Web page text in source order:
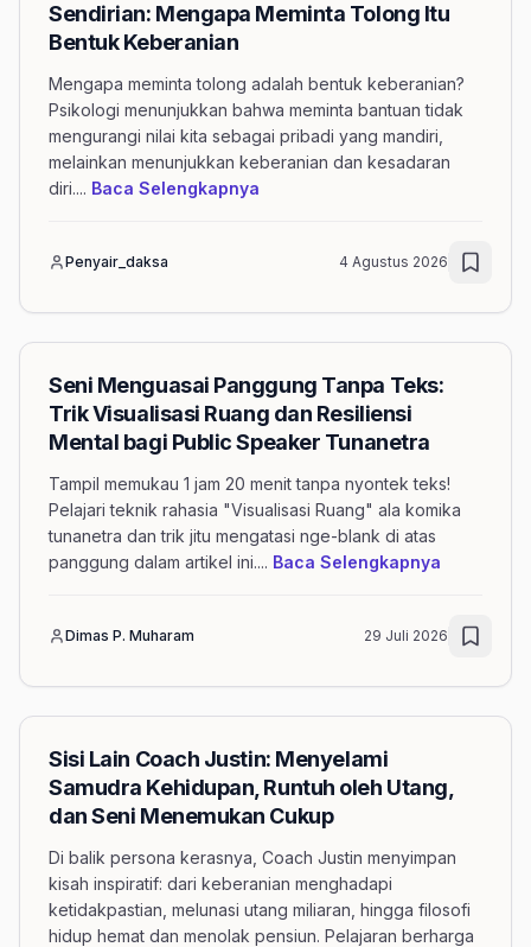
Sendirian: Mengapa Meminta Tolong Itu
Bentuk Keberanian
Mengapa meminta tolong adalah bentuk keberanian?
Psikologi menunjukkan bahwa meminta bantuan tidak
mengurangi nilai kita sebagai pribadi yang mandiri,
melainkan menunjukkan keberanian dan kesadaran
diri.... Baca Selengkapnya
Penyair_daksa 4 Agustus 2026
Seni Menguasai Panggung Tanpa Teks:
Trik Visualisasi Ruang dan Resiliensi
Mental bagi Public Speaker Tunanetra
Tampil memukau 1 jam 20 menit tanpa nyontek teks!
Pelajari teknik rahasia "Visualisasi Ruang" ala komika
tunanetra dan trik jitu mengatasi nge-blank di atas
panggung dalam artikel ini.... Baca Selengkapnya
Dimas P. Muharam 29 Juli 2026
Sisi Lain Coach Justin: Menyelami
Samudra Kehidupan, Runtuh oleh Utang,
dan Seni Menemukan Cukup
Di balik persona kerasnya, Coach Justin menyimpan
kisah inspiratif: dari keberanian menghadapi
ketidakpastian, melunasi utang miliaran, hingga filosofi
hidup hemat dan menolak pensiun. Pelajaran berharga